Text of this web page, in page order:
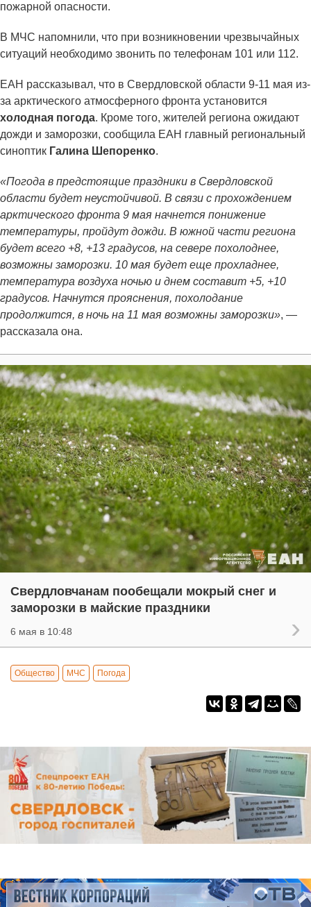
пожарной опасности.
В МЧС напомнили, что при возникновении чрезвычайных
ситуаций необходимо звонить по телефонам 101 или 112.
ЕАН рассказывал, что в Свердловской области 9-11 мая из-
за арктического атмосферного фронта установится
холодная погода. Кроме того, жителей региона ожидают
дожди и заморозки, сообщила ЕАН главный региональный
синоптик Галина Шепоренко.
«Погода в предстоящие праздники в Свердловской
области будет неустойчивой. В связи с прохождением
арктического фронта 9 мая начнется понижение
температуры, пройдут дожди. В южной части региона
будет всего +8, +13 градусов, на севере похолоднее,
возможны заморозки. 10 мая будет еще прохладнее,
температура воздуха ночью и днем составит +5, +10
градусов. Начнутся прояснения, похолодание
продолжится, в ночь на 11 мая возможны заморозки», —
рассказала она.
Свердловчанам пообещали мокрый снег и
заморозки в майские праздники
6 мая в 10:48
Общество МЧС Погода